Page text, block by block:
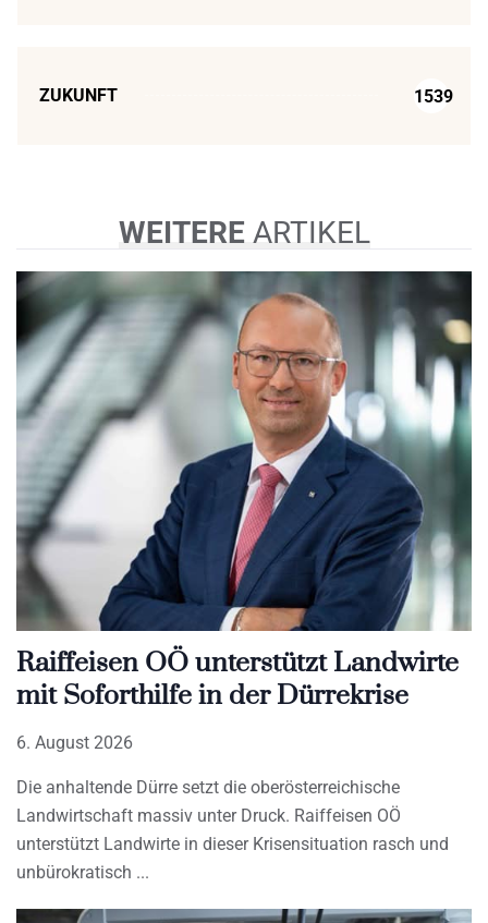
ZUKUNFT 1539
WEITERE ARTIKEL
Raiffeisen OÖ unterstützt Landwirte
mit Soforthilfe in der Dürrekrise
6. August 2026
Die anhaltende Dürre setzt die oberösterreichische
Landwirtschaft massiv unter Druck. Raiffeisen OÖ
unterstützt Landwirte in dieser Krisensituation rasch und
unbürokratisch